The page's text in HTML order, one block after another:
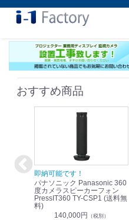
おすすめ商品
即納可能です！
パナソニック Panasonic 360
度カメラスピーカーフォン
PressIT360 TY-CSP1 (送料無
料)
140,000円 （税別）